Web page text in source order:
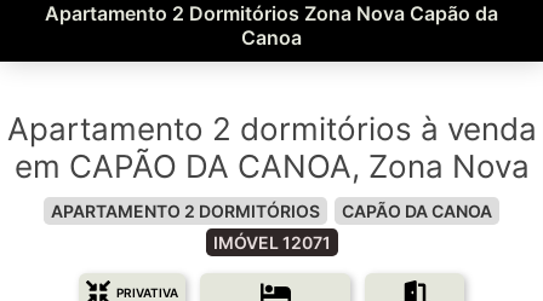
Apartamento 2 Dormitórios Zona Nova Capão da
Canoa
Apartamento 2 dormitórios à venda
em CAPÃO DA CANOA, Zona Nova
APARTAMENTO 2 DORMITÓRIOS
CAPÃO DA CANOA
IMÓVEL 12071
PRIVATIVA